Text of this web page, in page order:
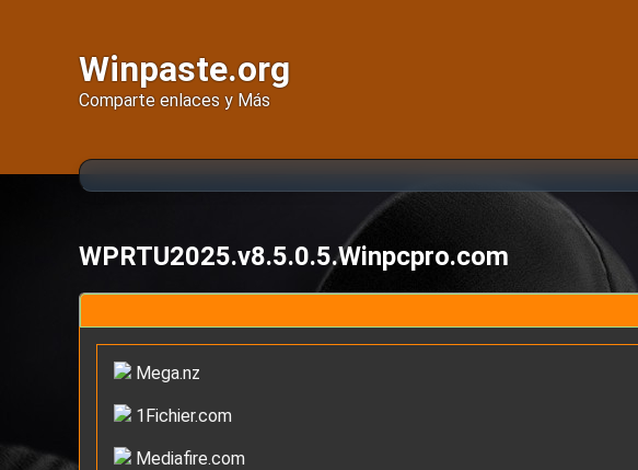
Winpaste.org
Comparte enlaces y Más
WPRTU2025.v8.5.0.5.Winpcpro.com
Mega.nz
1Fichier.com
Mediafire.com